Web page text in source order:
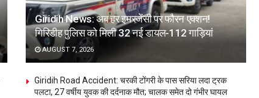
Giridih News: अब हर इमरजेंसी पर फौरन एक्शन!
गिरिडीह पुलिस को मिली 32 नई डायल-112 गाड़ियां
AUGUST 7, 2026
Giridih Road Accident: चरकी टोंगरी के पास सरिया लदा ट्रक
पलटा, 27 वर्षीय युवक की दर्दनाक मौत; चालक समेत दो गंभीर घायल